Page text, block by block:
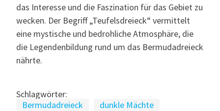
das Interesse und die Faszination für das Gebiet zu
wecken. Der Begriff „Teufelsdreieck“ vermittelt
eine mystische und bedrohliche Atmosphäre, die
die Legendenbildung rund um das Bermudadreieck
nährte.
Schlagwörter:
Bermudadreieck
dunkle Mächte